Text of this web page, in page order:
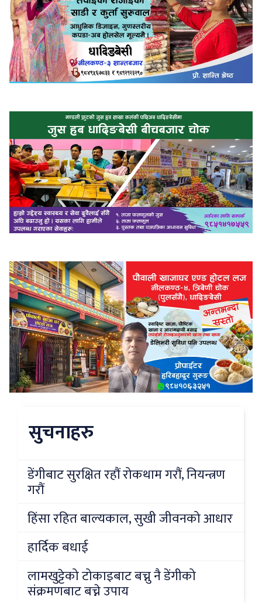
सुचनाहरु
डेंगीबाट सुरक्षित रहौं रोकथाम गरौं, नियन्त्रण
गरौं
हिंसा रहित बाल्यकाल, सुखी जीवनको आधार
हार्दिक बधाई
लामखुट्टेको टोकाइबाट बच्नु नै डेंगीको
संक्रमणबाट बच्ने उपाय